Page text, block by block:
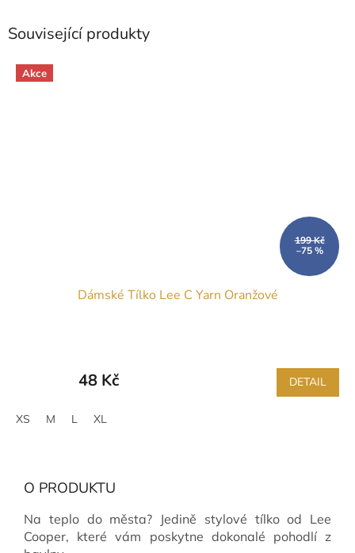
Související produkty
Akce
199 Kč
–75 %
Dámské Tílko Lee C Yarn Oranžové
48 Kč DETAIL
XS M L XL
O PRODUKTU
Na teplo do města? Jedině stylové tílko od Lee
Cooper, které vám poskytne dokonalé pohodlí z